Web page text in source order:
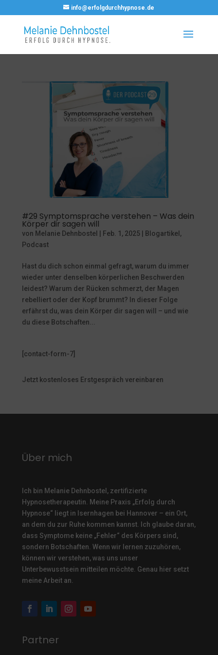
info@erfolgdurchhypnose.de
#29 Symptomsprache verstehen – Was dein
Körper dir sagen will
von Melanie Dehnbostel Feb. 1, 2025| Blogartikel ,
Podcast
Hast du dich schon einmal gefragt, warum du immer
wieder unter denselben körperlichen Beschwerden
leidest? Warum der Rücken schmerzt, der Magen
rebelliert oder der Kopf brummt? In dieser Folge
erfährst du, was dein Körper dir sagen will – und wie
du diese Botschaften...
[contact-form-7]
Jetzt kostenloses Erstgespräch vereinbaren
Über mich
Ich bin Melanie Dehnbostel, zertifizierte
Hypnosetherapeutin.
Meine Praxis „Erfolg durch
Hypnose“ liegt in Isernhagen bei Hannover – ein Ort,
an dem du zur Ruhe kommen kannst. Ich glaube daran,
dass Symptome keine „Fehler“ des Körpers sind,
sondern Botschaften. Wenn wir lernen zuzuhören,
können wir verstehen, was uns unser
Unterbewusstsein mitteilen möchte. Genau hier setzt
meine Arbeit an.
Partner